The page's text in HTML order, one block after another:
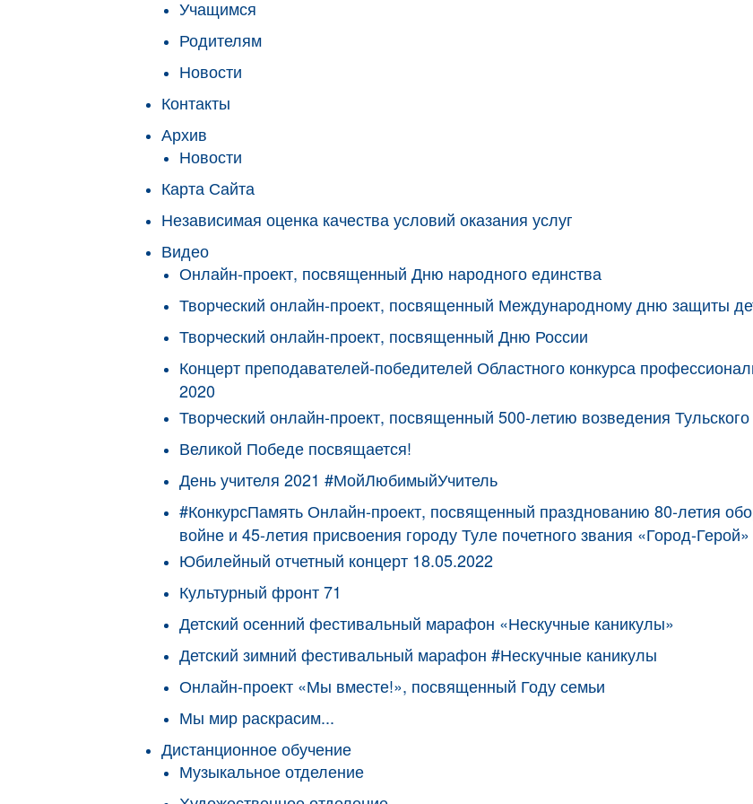
Учащимся
Родителям
Новости
Контакты
Архив
Новости
Карта Сайта
Независимая оценка качества условий оказания услуг
Видео
Онлайн-проект, посвященный Дню народного единства
Творческий онлайн-проект, посвященный Международному дню защиты
Творческий онлайн-проект, посвященный Дню России
Концерт преподавателей-победителей Областного конкурса
2020
Творческий онлайн-проект, посвященный 500-летию возведения
Великой Победе посвящается!
День учителя 2021 #МойЛюбимыйУчитель
#КонкурсПамять Онлайн-проект, посвященный празднованию 80-летия
войне и 45-летия присвоения городу Туле почетного звания «Город-Герой»
Юбилейный отчетный концерт 18.05.2022
Культурный фронт 71
Детский осенний фестивальный марафон «Нескучные каникулы»
Детский зимний фестивальный марафон #Нескучные каникулы
Онлайн-проект «Мы вместе!», посвященный Году семьи
Мы мир раскрасим...
Дистанционное обучение
Музыкальное отделение